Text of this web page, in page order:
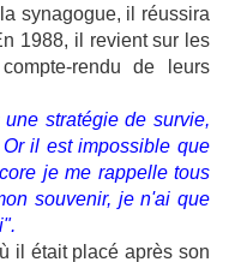
synagogue, il réussira
1988, il revient sur les
rendu de leurs
stratégie de survie,
il est impossible que
je me rappelle tous
souvenir, je n'ai que
il était placé après son